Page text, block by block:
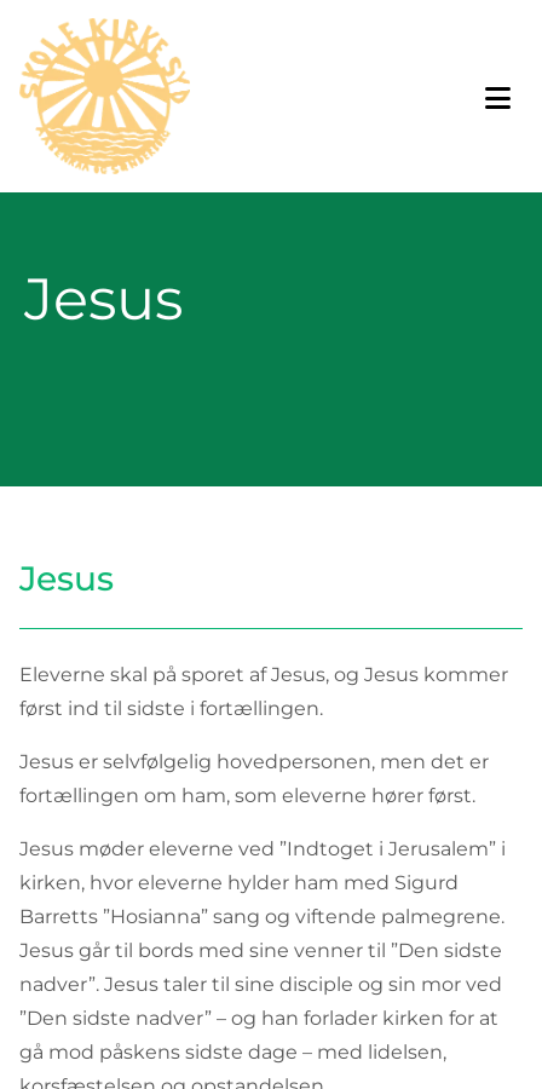
Jesus
Jesus
Eleverne skal på sporet af Jesus, og Jesus kommer
først ind til sidste i fortællingen.
Jesus er selvfølgelig hovedpersonen, men det er
fortællingen om ham, som eleverne hører først.
Jesus møder eleverne ved ”Indtoget i Jerusalem” i
kirken, hvor eleverne hylder ham med Sigurd
Barretts ”Hosianna” sang og viftende palmegrene.
Jesus går til bords med sine venner til ”Den sidste
nadver”. Jesus taler til sine disciple og sin mor ved
”Den sidste nadver” – og han forlader kirken for at
gå mod påskens sidste dage – med lidelsen,